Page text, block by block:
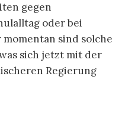
gegen
oder bei
sind solche
sich jetzt mit der
Regierung